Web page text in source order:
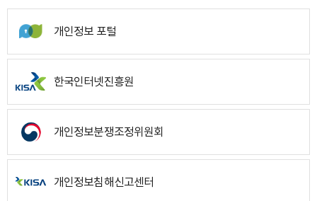
개인정보 포털
한국인터넷진흥원
개인정보분쟁조정위원회
개인정보침해신고센터